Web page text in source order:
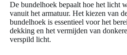
De bundelhoek bepaalt hoe het licht
vanuit het armatuur. Het kiezen van
bundelhoek is essentieel voor het
dekking en het vermijden van
verspild licht.